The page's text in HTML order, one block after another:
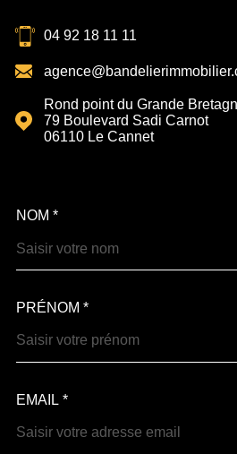
04 92 18 11 11
Rond point du Grande
79 Boulevard Sadi Carnot
06110
Le Cannet
NOM *
PRÉNOM *
EMAIL *